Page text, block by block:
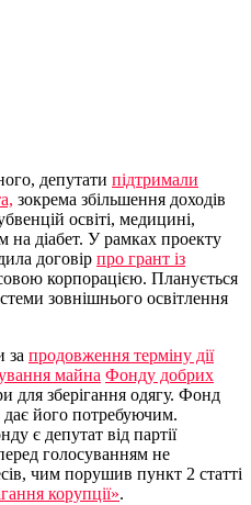
депутати підтримали
зокрема збільшення доходів
освіті, медицині,
на діабет. У рамках проекту
договір про грант із
корпорацією. Планується
зовнішнього освітлення
за продовження терміну дії
майна Фонду добрих
для зберігання одягу. Фонд
його потребуючим.
є депутат від партії
голосуванням не
чим порушив пункт 2 статті
корупції».